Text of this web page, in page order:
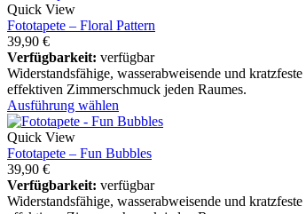
Quick View
Fototapete – Floral Pattern
39,90 €
Verfügbarkeit: verfügbar
Widerstandsfähige, wasserabweisende und
effektiven Zimmerschmuck jeden Raumes.
Ausführung wählen
Quick View
Fototapete – Fun Bubbles
39,90 €
Verfügbarkeit: verfügbar
Widerstandsfähige, wasserabweisende und